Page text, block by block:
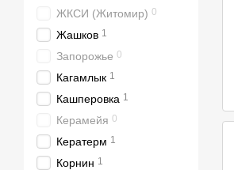
ЖКСИ (Житомир) 0
Жашков 1
Запорожье 0
Кагамлык 1
Кашперовка 1
Керамейя 0
Кератерм 1
Корнин 1